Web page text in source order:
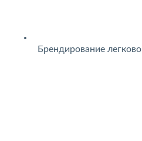
Брендирование